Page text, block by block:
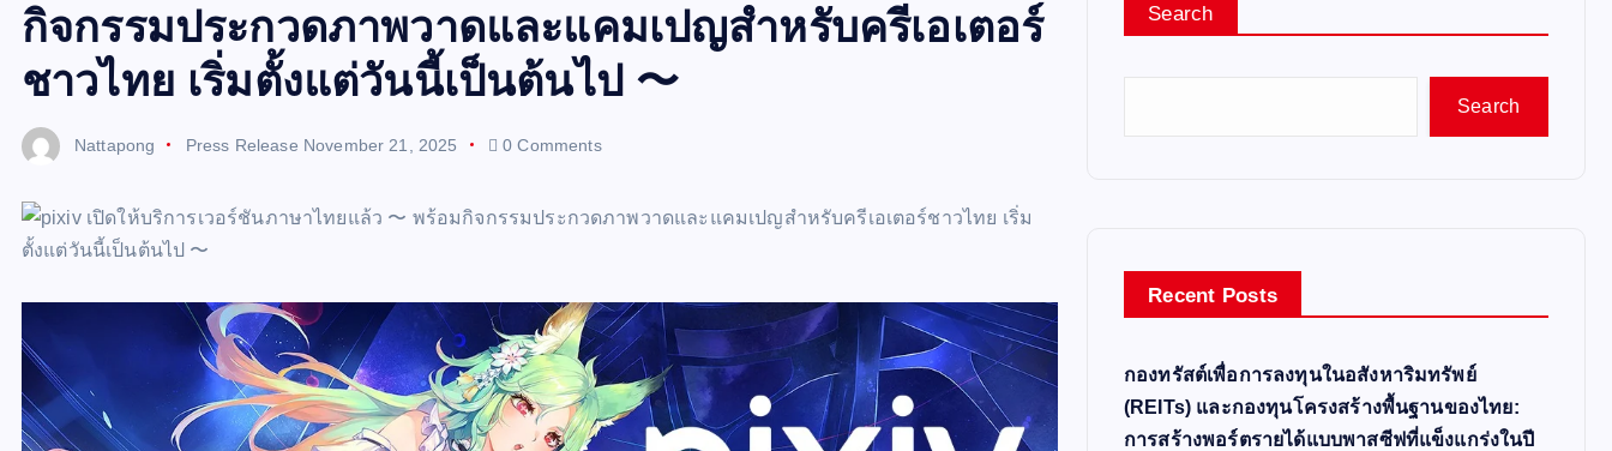
กิจกรรมประกวดภาพวาดและแคมเปญสำหรับครีเอเตอร์
ชาวไทย เริ่มตั้งแต่วันนี้เป็นต้นไป 〜
Nattapong Press Release November 21, 2025 0 Comments
Search
Search
Recent Posts
กองทรัสต์เพื่อการลงทุนในอสังหาริมทรัพย์
(REITs) และกองทุนโครงสร้างพื้นฐานของไทย:
การสร้างพอร์ตรายได้แบบพาสซีฟที่แข็งแกร่งในปี